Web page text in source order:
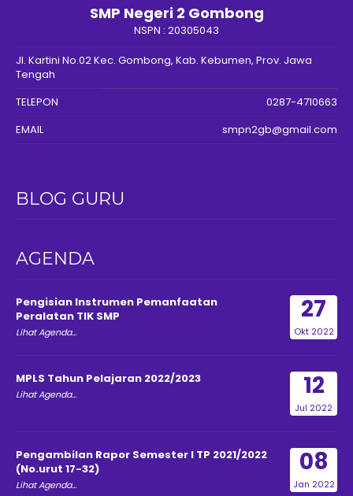
SMP Negeri 2 Gombong
NSPN : 20305043
Jl. Kartini No.02 Kec. Gombong, Kab. Kebumen, Prov. Jawa
Tengah
TELEPON
0287-4710663
EMAIL
smpn2gb@gmail.com
BLOG GURU
AGENDA
27
Okt 2022
Pengisian Instrumen Pemanfaatan
Peralatan TIK SMP
Lihat Agenda...
12
Jul 2022
MPLS Tahun Pelajaran 2022/2023
Lihat Agenda...
08
Jan 2022
Pengambilan Rapor Semester I TP 2021/2022
(No.urut 17-32)
Lihat Agenda...